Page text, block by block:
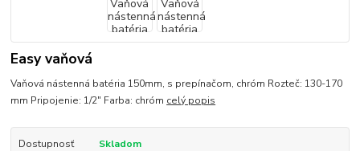
Easy vaňová
Vaňová nástenná batéria 150mm, s prepínačom, chróm Rozteč: 130-170
mm Pripojenie: 1/2" Farba: chróm celý popis
Dostupnosť
Skladom